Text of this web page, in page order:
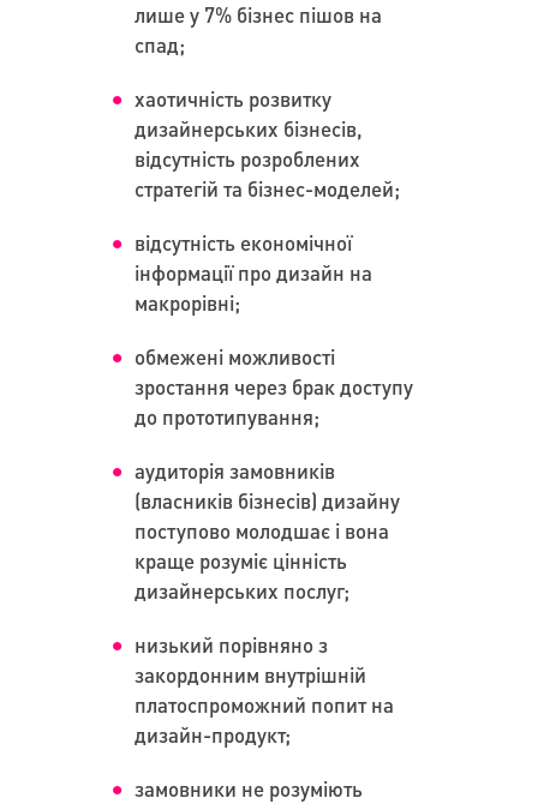
лише у 7% бізнес пішов на
спад;
хаотичність розвитку
дизайнерських бізнесів,
відсутність розроблених
стратегій та бізнес-моделей;
відсутність економічної
інформації про дизайн на
макрорівні;
обмежені можливості
зростання через брак доступу
до прототипування;
аудиторія замовників
(власників бізнесів) дизайну
поступово молодшає і вона
краще розуміє цінність
дизайнерських послуг;
низький порівняно з
закордонним внутрішній
платоспроможний попит на
дизайн-продукт;
замовники не розуміють